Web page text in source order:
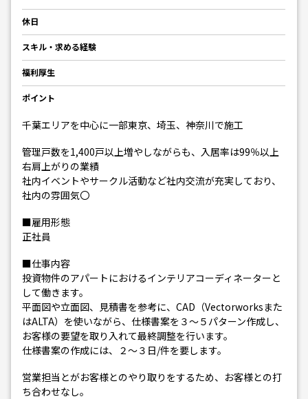
休日
スキル・求める経験
福利厚生
ポイント
千葉エリアを中心に一部東京、埼玉、神奈川で施工
管理戸数を1,400戸以上増やしながらも、入居率は99％以上
右肩上がりの業績
社内イベントやサークル活動など社内交流が充実しており、
社内の雰囲気〇
■雇用形態
正社員
■仕事内容
投資物件のアパートにおけるインテリアコーディネーターと
して働きます。
平面図や立面図、見積書を参考に、CAD（Vectorworksまた
はALTA）を使いながら、仕様書案を３～５パターン作成し、
お客様の要望を取り入れて最終調整を行います。
仕様書案の作成には、２～３日/件を要します。
営業担当とがお客様とのやり取りをするため、お客様との打
ち合わせなし。